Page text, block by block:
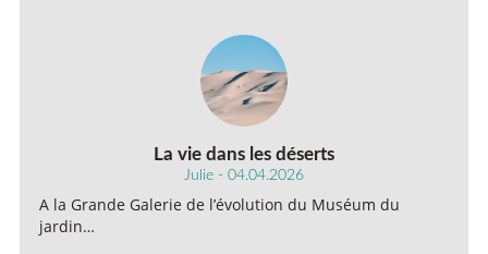
La vie dans les déserts
Julie - 04.04.2026
A la Grande Galerie de l’évolution du Muséum du
jardin…